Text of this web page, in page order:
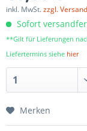
inkl. MwSt.zzgl.
Sofort
**Gilt für Lieferungen
Liefertermins siehe hier
Merken